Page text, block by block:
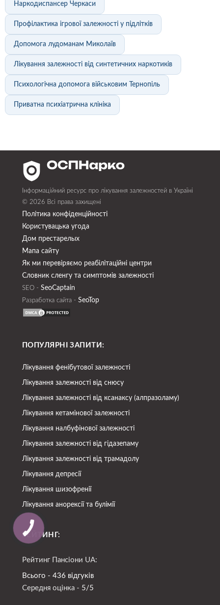
Наркодиспансер Черкаси
Профілактика ігрової залежності у підлітків
Допомога лудоманам Миколаїв
Лікування залежності від синтетичних наркотиків
Психологічна допомога військовим Тернопіль
Приватна психіатрична клініка
Інформаційний ресурс про лікування залежностей в Україні
© 2026 Всі права захищені
Політика конфіденційності
Користувацька угода
Дом престарелых
Мапа сайту
Як ми перевіряємо реабілітаційні центри
Словник сленгу та симптомів залежності
SEO - SeoСaptain
Разработка сайта - SeoTop
ПОПУЛЯРНІ ЗАПИТИ:
Лікування фенібутової залежності
Лікування залежності від снюсу
Лікування залежності від ксанаксу (алпразоламу)
Лікування кетамінової залежності
Лікування налбуфінової залежності
Лікування залежності від гідазепаму
Лікування залежності від трамадолу
Лікування депресії
Лікування шизофренії
Лікування анорексії та булімії
РЕЙТИНГ:
Рейтинг Пансіони UA:
Всього - 436 відгуків
Середня оцінка - 5/5